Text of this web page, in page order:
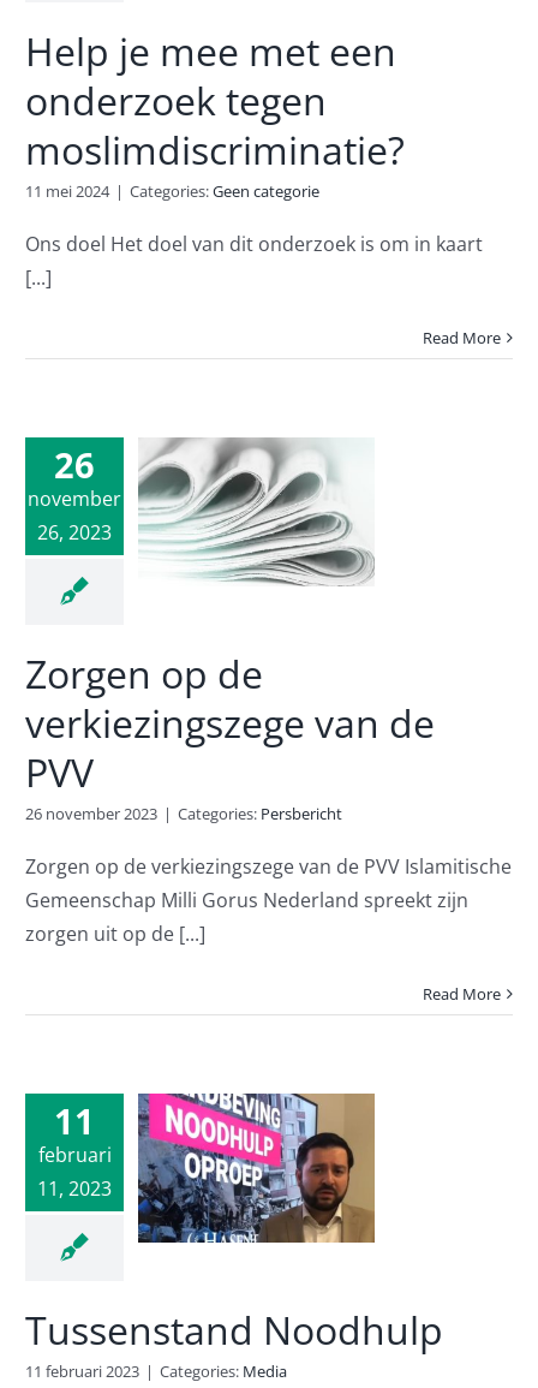
Help je mee met een
onderzoek tegen
moslimdiscriminatie?
11 mei 2024 | Categories:Geen categorie
Ons doel Het doel van dit onderzoek is om in kaart
[...]
Read More
26
november
26, 2023
op de
PVV
Zorgen op de
verkiezingszege van de
PVV
26 november 2023 | Categories: Persbericht
Zorgen op de verkiezingszege van de PVV Islamitische
Gemeenschap Milli Gorus Nederland spreekt zijn
zorgen uit op de [...]
Read More
11
februari
11, 2023
Tussenstand Noodhulp
11 februari 2023 | Categories: Media